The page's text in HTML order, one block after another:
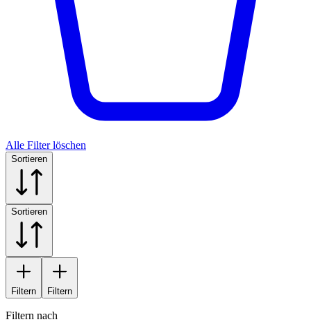
Alle Filter löschen
Sortieren
Sortieren
Filtern Filtern
Filtern nach